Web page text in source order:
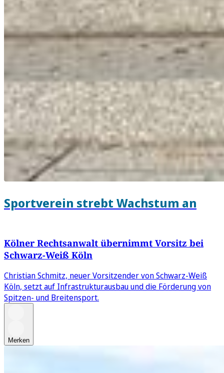
Sportverein strebt Wachstum an
Kölner Rechtsanwalt übernimmt Vorsitz bei
Schwarz-Weiß Köln
Christian Schmitz, neuer Vorsitzender von Schwarz-Weiß
Köln, setzt auf Infrastrukturausbau und die Förderung von
Spitzen- und Breitensport.
Merken